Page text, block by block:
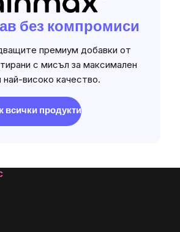
без компромиси
премиум добавки от
с мисъл за максимален
високо качество.
всички продукти